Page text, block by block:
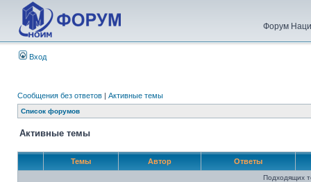
Форум
Вход
Сообщения без ответов | Активные темы
Список форумов
Активные темы
Темы Автор Ответы
Подходящих